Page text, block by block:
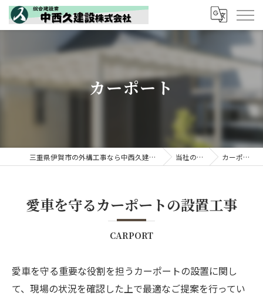
カーポート
三重県伊賀市の外構工事なら中西久建設株式会社 当社の特徴 カーポート
愛車を守るカーポートの設置工事
CARPORT
愛車を守る重要な役割を担うカーポートの設置に関し
て、現場の状況を確認した上で最適なご提案を行ってい